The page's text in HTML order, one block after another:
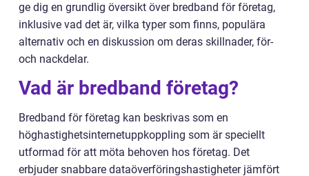
ge dig en grundlig översikt över bredband för företag,
inklusive vad det är, vilka typer som finns, populära
alternativ och en diskussion om deras skillnader, för-
och nackdelar.
Vad är bredband företag?
Bredband för företag kan beskrivas som en
höghastighetsinternetuppkoppling som är speciellt
utformad för att möta behoven hos företag. Det
erbjuder snabbare dataöverföringshastigheter jämfört